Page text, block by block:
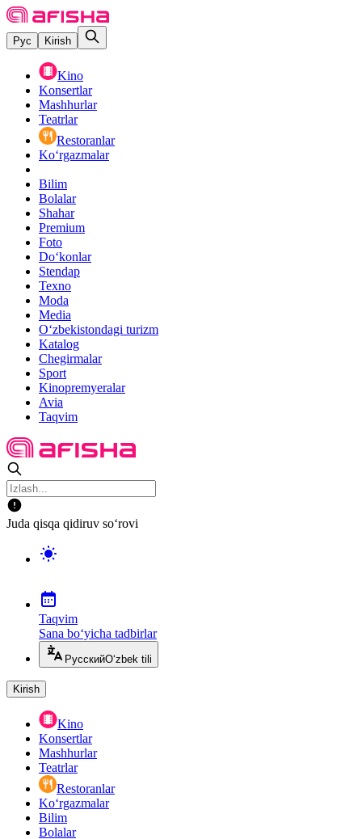
Рус Kirish
Kino
Konsertlar
Mashhurlar
Teatrlar
Restoranlar
Ko‘rgazmalar
Bilim
Bolalar
Shahar
Premium
Foto
Do‘konlar
Stendap
Texno
Moda
Media
O‘zbekistondagi turizm
Katalog
Chegirmalar
Sport
Kinopremyeralar
Avia
Taqvim
Juda qisqa qidiruv so‘rovi
Taqvim
Sana bo‘yicha tadbirlar
РусскийO‘zbek tili
Kirish
Kino
Konsertlar
Mashhurlar
Teatrlar
Restoranlar
Ko‘rgazmalar
Bilim
Bolalar